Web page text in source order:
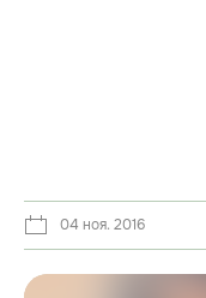
04 ноя. 2016